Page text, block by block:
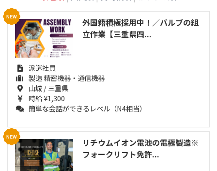
外国籍積極採用中！／バルブの組
立作業【三重県四...
派遣社員
製造 精密機器・通信機器
山城 / 三重県
時給 ¥1,300
簡単な会話ができるレベル（N4相当）
リチウムイオン電池の電極製造※
フォークリフト免許...